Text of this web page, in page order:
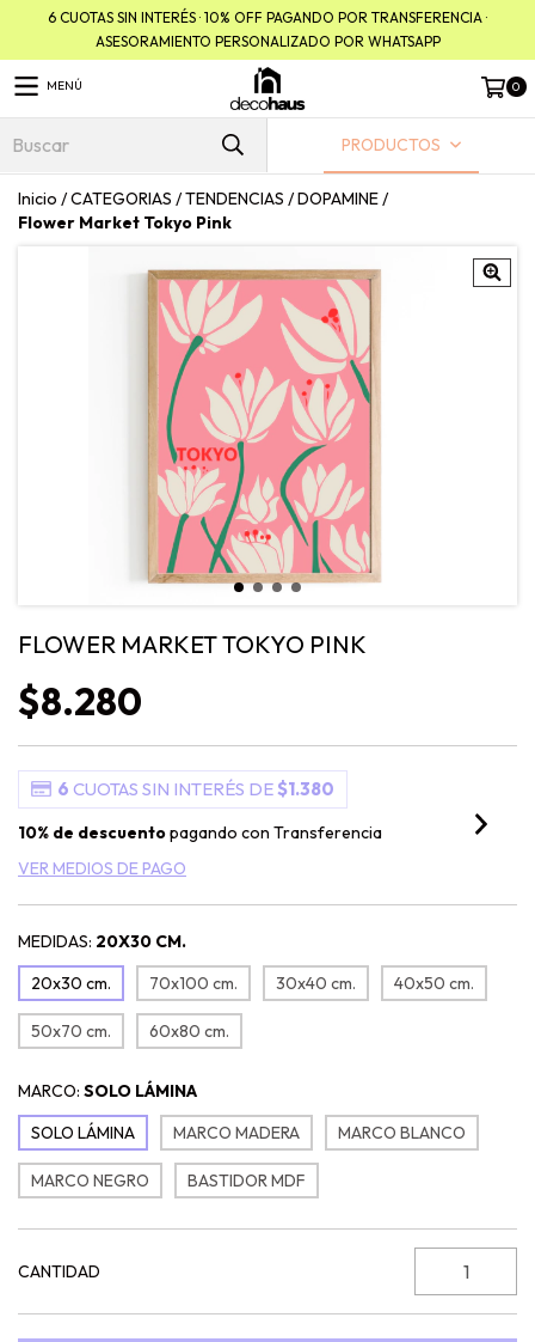
6 CUOTAS SIN INTERÉS · 10% OFF PAGANDO POR TRANSFERENCIA ·
ASESORAMIENTO PERSONALIZADO POR WHATSAPP
MENÚ 0
PRODUCTOS
Inicio /CATEGORIAS /TENDENCIAS /DOPAMINE/
Flower Market Tokyo Pink
FLOWER MARKET TOKYO PINK
$8.280
6 CUOTAS SIN INTERÉS DE$1.380
10% de descuentopagando con Transferencia
VER MEDIOS DE PAGO
MEDIDAS: 20X30 CM.
20x30 cm.
70x100 cm. 30x40 cm. 40x50 cm.
50x70 cm. 60x80 cm.
MARCO: SOLO LÁMINA
SOLO LÁMINA
MARCO MADERA MARCO BLANCO
MARCO NEGRO BASTIDOR MDF
CANTIDAD